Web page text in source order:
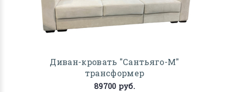
Диван-кровать "Сантьяго-М"
трансформер
89700 руб.